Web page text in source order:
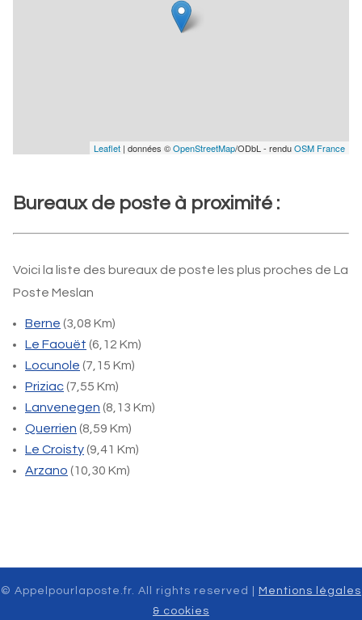
Leaflet | données ©OpenStreetMap/ODbL - renduOSM France
Bureaux de poste à proximité :
Voici la liste des bureaux de poste les plus proches de La
Poste Meslan
Berne (3,08 Km)
Le Faouët (6,12 Km)
Locunole (7,15 Km)
Priziac(7,55 Km)
Lanvenegen (8,13 Km)
Querrien (8,59 Km)
Le Croisty(9,41 Km)
Arzano (10,30 Km)
© Appelpourlaposte.fr. All rights reserved |
Mentions légales
& cookies